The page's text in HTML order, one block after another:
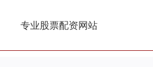
专业股票配资网站